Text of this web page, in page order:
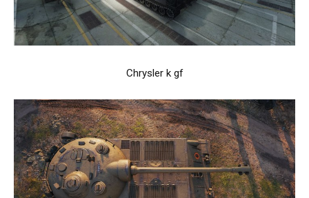
Chrysler k gf